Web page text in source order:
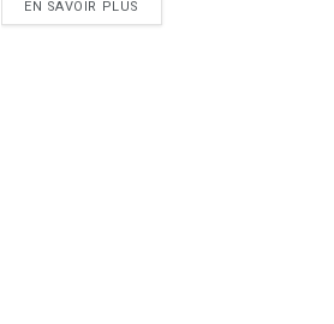
EN SAVOIR PLUS